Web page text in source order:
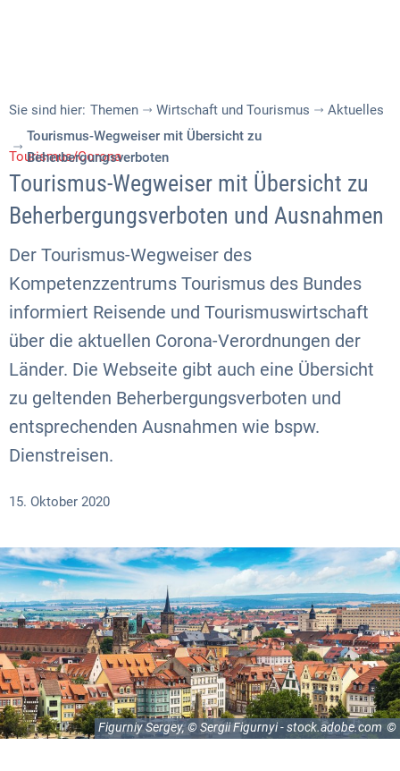
Sie sind hier: Themen Wirtschaft und Tourismus
Aktuelles
Tourismus-Wegweiser mit Übersicht zu
Beherbergungsverboten
Tourismus/Corona
Tourismus-Wegweiser mit Übersicht zu
Beherbergungsverboten und Ausnahmen
Der Tourismus-Wegweiser des
Kompetenzzentrums Tourismus des Bundes
informiert Reisende und Tourismuswirtschaft
über die aktuellen Corona-Verordnungen der
Länder. Die Webseite gibt auch eine Übersicht
zu geltenden Beherbergungsverboten und
entsprechenden Ausnahmen wie bspw.
Dienstreisen.
15. Oktober 2020
Figurniy Sergey, © Sergii Figurnyi - stock.adobe.com